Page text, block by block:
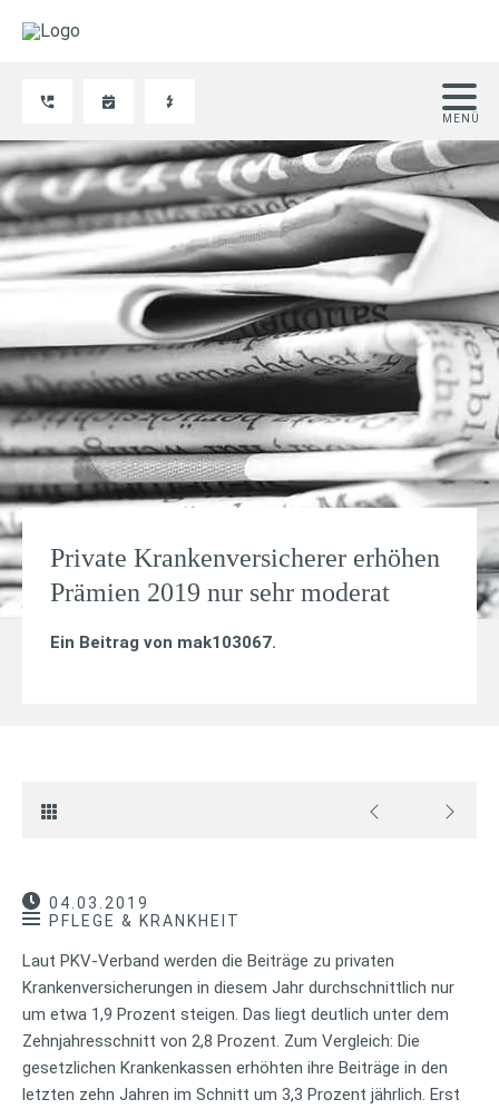
Private Krankenversicherer erhöhen
Prämien 2019 nur sehr moderat
Ein Beitrag von mak103067.
04.03.2019
PFLEGE & KRANKHEIT
Laut PKV-Verband werden die Beiträge zu privaten
Krankenversicherungen in diesem Jahr durchschnittlich nur
um etwa 1,9 Prozent steigen. Das liegt deutlich unter dem
Zehnjahresschnitt von 2,8 Prozent. Zum Vergleich: Die
gesetzlichen Krankenkassen erhöhten ihre Beiträge in den
letzten zehn Jahren im Schnitt um 3,3 Prozent jährlich. Erst